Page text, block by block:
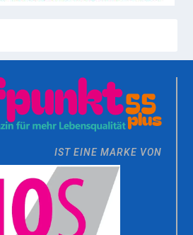
IST EINE MARKE VON